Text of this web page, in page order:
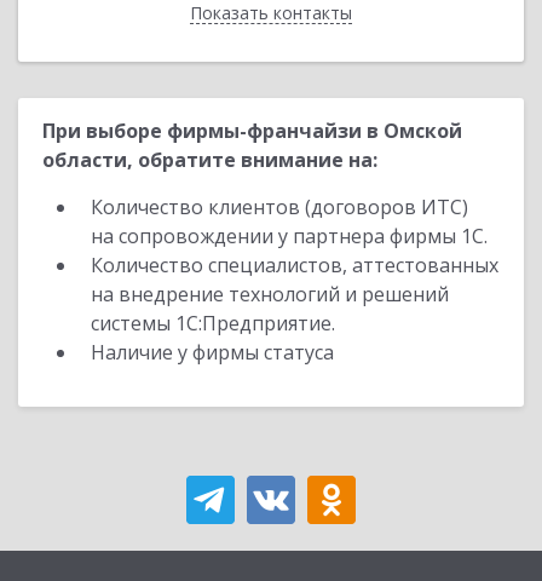
Показать контакты
Назад
При выборе фирмы-франчайзи в Омской
области, обратите внимание на:
Количество клиентов (договоров ИТС)
на сопровождении у партнера фирмы 1С.
Количество специалистов, аттестованных
на внедрение технологий и решений
системы 1С:Предприятие.
Наличие у фирмы статуса